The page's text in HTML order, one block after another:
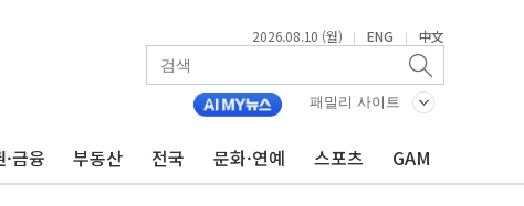
2026.08.10 (월) | ENG | 中文
패밀리 사이트
금융 부동산 전국 문화·연예 스포츠 GAM
의견 2900건 육박…"실거주 예외 넓혀달라"
덕구의회, 의장단 구성 '또' 무산
용택 공동대표 체제 공식 출범
사인회 개최와 함께 F.M.W 캠페인 마무리
드 600여개 확대